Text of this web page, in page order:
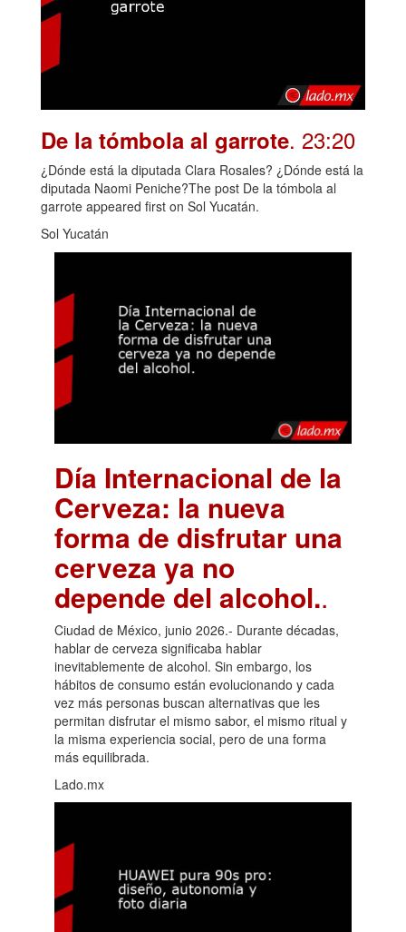
De la tómbola al garrote. 23:20
¿Dónde está la diputada Clara Rosales? ¿Dónde está la
diputada Naomi Peniche?The post De la tómbola al
garrote appeared first on Sol Yucatán.
Sol Yucatán
Día Internacional de la
Cerveza: la nueva
forma de disfrutar una
cerveza ya no
depende del alcohol..
Ciudad de México, junio 2026.- Durante décadas,
hablar de cerveza significaba hablar
inevitablemente de alcohol. Sin embargo, los
hábitos de consumo están evolucionando y cada
vez más personas buscan alternativas que les
permitan disfrutar el mismo sabor, el mismo ritual y
la misma experiencia social, pero de una forma
más equilibrada.
Lado.mx